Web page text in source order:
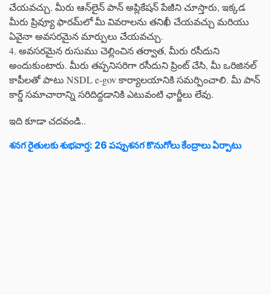
చేయవచ్చు. మీరు ఆన్‌లైన్ పాన్ అప్లికేషన్ పేజీని చూస్తారు, ఇక్కడ
మీరు ప్రివ్యూ ఫారమ్‌లో మీ వివరాలను తనిఖీ చేయవచ్చు మరియు
ఏవైనా అవసరమైన మార్పులు చేయవచ్చు.
4. అవసరమైన రుసుము చెల్లించిన తర్వాత, మీరు రసీదుని
అందుకుంటారు. మీరు తప్పనిసరిగా రసీదుని ప్రింట్ చేసి, మీ ఒరిజినల్
కాపీలతో పాటు NSDL e-gov కార్యాలయానికి సమర్పించాలి. మీ పాన్
కార్డ్ సమాచారాన్ని సరిదిద్దడానికి ఎటువంటి ఛార్జీలు లేవు.
ఇది కూడా చదవండి..
శనగ రైతులకు శుభవార్త: 26 పప్పుశనగ కొనుగోలు కేంద్రాలు ఏర్పాటు